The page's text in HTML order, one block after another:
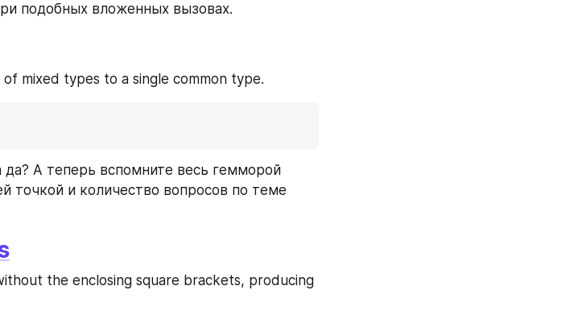
подобных вложенных вызовах.
mixed types to a single common type.
да? А теперь вспомните весь гемморой
точкой и количество вопросов по теме
the enclosing square brackets, producing